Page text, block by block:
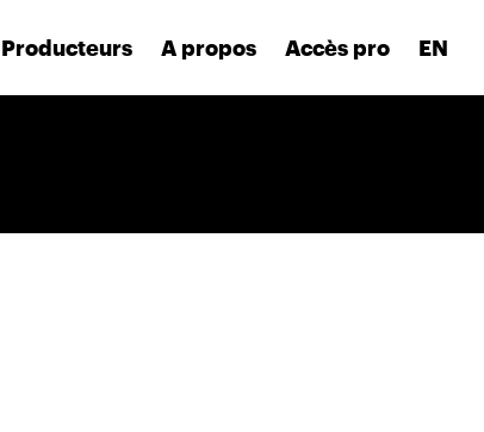
Producteurs A propos Accès pro EN